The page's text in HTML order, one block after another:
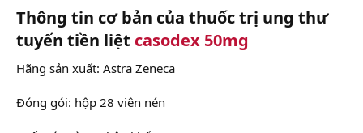
Thông tin cơ bản của thuốc trị ung thư
tuyến tiền liệt casodex 50mg
Hãng sản xuất: Astra Zeneca
Đóng gói: hộp 28 viên nén